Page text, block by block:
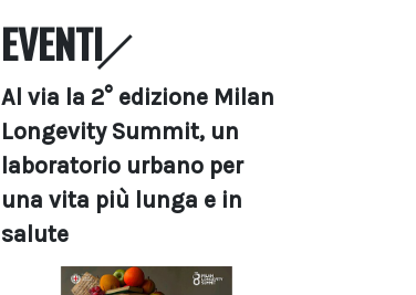
EVENTI
Al via la 2° edizione Milan
Longevity Summit, un
laboratorio urbano per
una vita più lunga e in
salute